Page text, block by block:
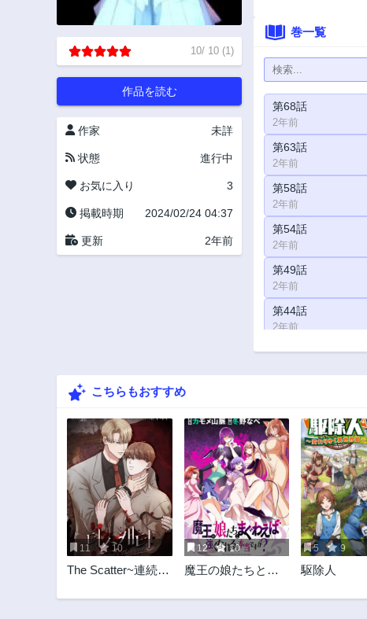
10/ 10 (1)
作品を読む
作家 未詳
状態 進行中
お気に入り 3
掲載時期 2024/02/24 04:37
更新 2年前
巻一覧
第68話
2年前
第63話
2年前
第58話
2年前
第54話
2年前
第49話
2年前
第44話
2年前
第39話
第29話
2年前
第24話
2年前
第19話
2年前
第14話
2年前
第9話
こちらもおすすめ
11 10
The Scatter~連続殺
12 10
魔王の娘たちとま
るって本当です
5 9
駆除人